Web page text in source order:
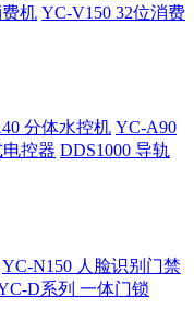
机 YC-V150 32位消费
分体水控机 YC-A90
电控器 DDS1000 导轨
YC-N150 人脸识别门禁
D系列 一体门锁